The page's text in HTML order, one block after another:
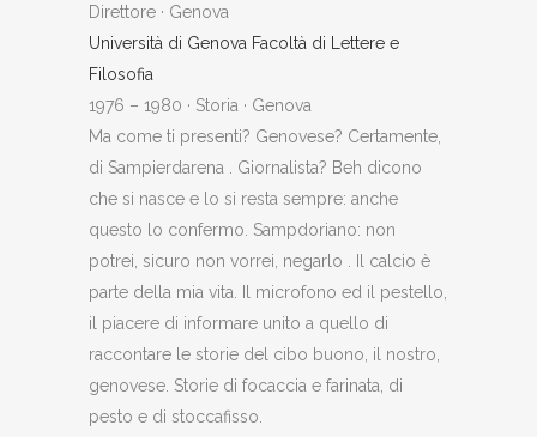
Direttore · Genova
Università di Genova Facoltà di Lettere e
Filosofia
1976 – 1980 · Storia · Genova
Ma come ti presenti? Genovese? Certamente,
di Sampierdarena . Giornalista? Beh dicono
che si nasce e lo si resta sempre: anche
questo lo confermo. Sampdoriano: non
potrei, sicuro non vorrei, negarlo . Il calcio è
parte della mia vita. Il microfono ed il pestello,
il piacere di informare unito a quello di
raccontare le storie del cibo buono, il nostro,
genovese. Storie di focaccia e farinata, di
pesto e di stoccafisso.